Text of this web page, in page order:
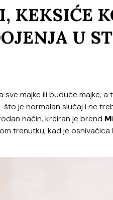
U
majke ili buduće majke, a
je normalan slučaj i ne
način, kreiran je brend
trenutku, kad je osnivačica